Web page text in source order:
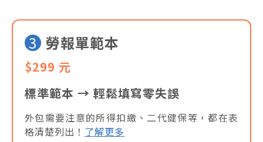
3 勞報單範本
$299 元
標準範本 → 輕鬆填寫零失誤
外包需要注意的所得扣繳、二代健保等，都在表
格清楚列出！ 了解更多